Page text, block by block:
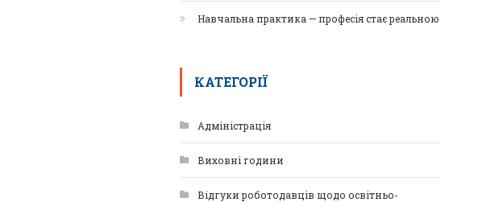
Навчальна практика — професія стає реальною
КАТЕГОРІЇ
Адміністрація
Виховні години
Відгуки роботодавців щодо освітньо-